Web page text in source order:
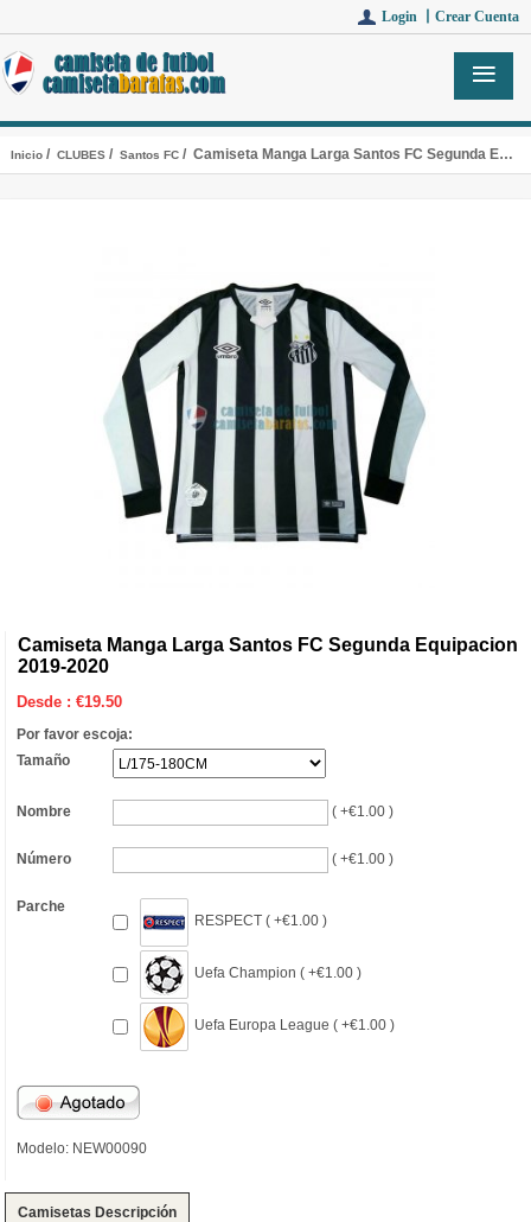
Login 丨 Crear Cuenta
Inicio/ CLUBES/ Santos FC/ Camiseta Manga Larga Santos FC Segunda Equipacion 2019-2020
Camiseta Manga Larga Santos FC Segunda Equipacion
2019-2020
Desde :€19.50
Por favor escoja:
Tamaño
Nombre ( +€1.00 )
Número ( +€1.00 )
Parche
RESPECT ( +€1.00 )
Uefa Champion ( +€1.00 )
Uefa Europa League ( +€1.00 )
Modelo: NEW00090
Camisetas Descripción